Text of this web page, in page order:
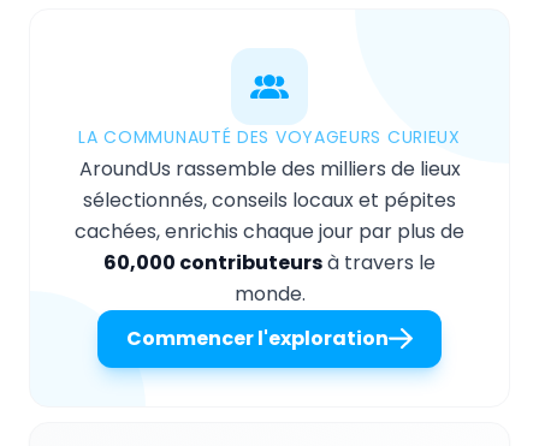
LA COMMUNAUTÉ DES VOYAGEURS CURIEUX
AroundUs rassemble des milliers de lieux
sélectionnés, conseils locaux et pépites
cachées, enrichis chaque jour par plus de
60,000 contributeursà travers le
monde.
Commencer l'exploration